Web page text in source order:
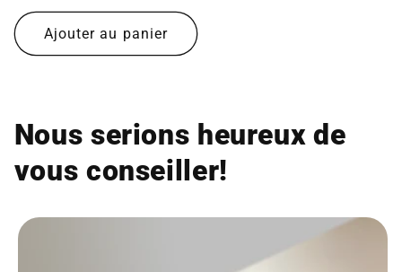
normal
Ajouter au panier
Nous serions heureux de
vous conseiller!